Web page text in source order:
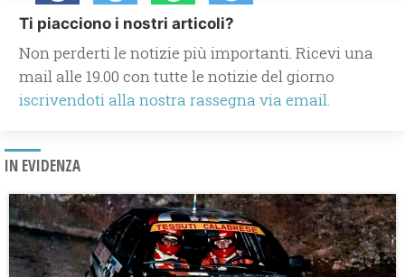
Ti piacciono i nostri articoli?
Non perderti le notizie più importanti. Ricevi una
mail alle 19.00 con tutte le notizie del giorno
iscrivendoti alla nostra rassegna via email.
IN EVIDENZA